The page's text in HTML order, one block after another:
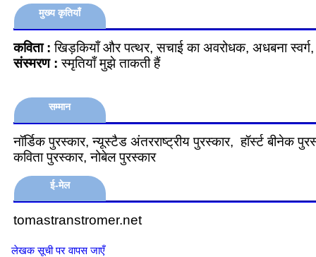
मुख्य कृतियाँ
कविता :खिड़कियाँ और पत्थर, सचाई का अवरोधक, अधबना स्वर्ग,
संस्मरण : स्मृतियाँ मुझे ताकती हैं
सम्मान
नॉर्डिक पुरस्कार, न्यूस्टैड अंतरराष्ट्रीय पुरस्कार, हॉर्स्ट बीनेक
कविता पुरस्कार, नोबेल पुरस्कार
ई-मेल
tomastranstromer.net
लेखक सूची पर वापस जाएँ